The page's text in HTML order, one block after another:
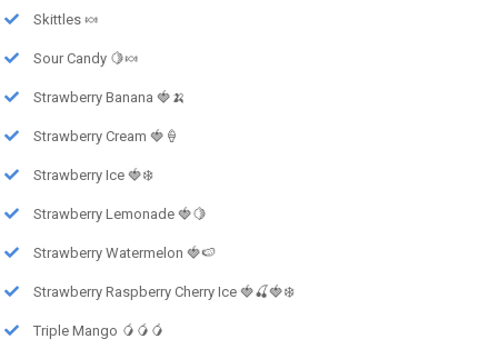
Skittles 🍬
Sour Candy 🍋🍬
Strawberry Banana 🍓🍌
Strawberry Cream 🍓🍦
Strawberry Ice 🍓❄️
Strawberry Lemonade 🍓🍋
Strawberry Watermelon 🍓🍉
Strawberry Raspberry Cherry Ice 🍓🍒🍓❄️
Triple Mango 🥭🥭🥭